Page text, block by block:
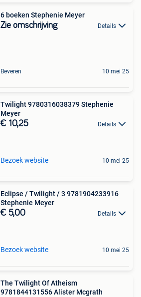
6 boeken Stephenie Meyer
Zie omschrijving Details
Beveren 10 mei 25
Twilight 9780316038379 Stephenie
Meyer
€ 10,25 Details
Bezoek website 10 mei 25
Eclipse / Twilight / 3 9781904233916
Stephenie Meyer
€ 5,00 Details
Bezoek website 10 mei 25
The Twilight Of Atheism
9781844131556 Alister Mcgrath